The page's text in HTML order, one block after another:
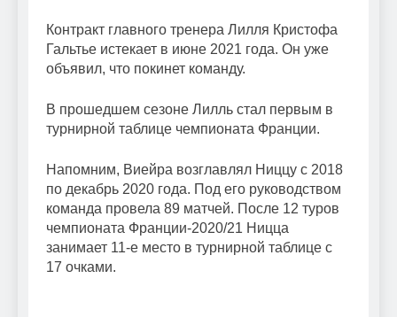
Контракт главного тренера Лилля Кристофа
Гальтье истекает в июне 2021 года. Он уже
объявил, что покинет команду.
В прошедшем сезоне Лилль стал первым в
турнирной таблице чемпионата Франции.
Напомним, Виейра возглавлял Ниццу с 2018
по декабрь 2020 года. Под его руководством
команда провела 89 матчей. После 12 туров
чемпионата Франции-2020/21 Ницца
занимает 11-е место в турнирной таблице с
17 очками.